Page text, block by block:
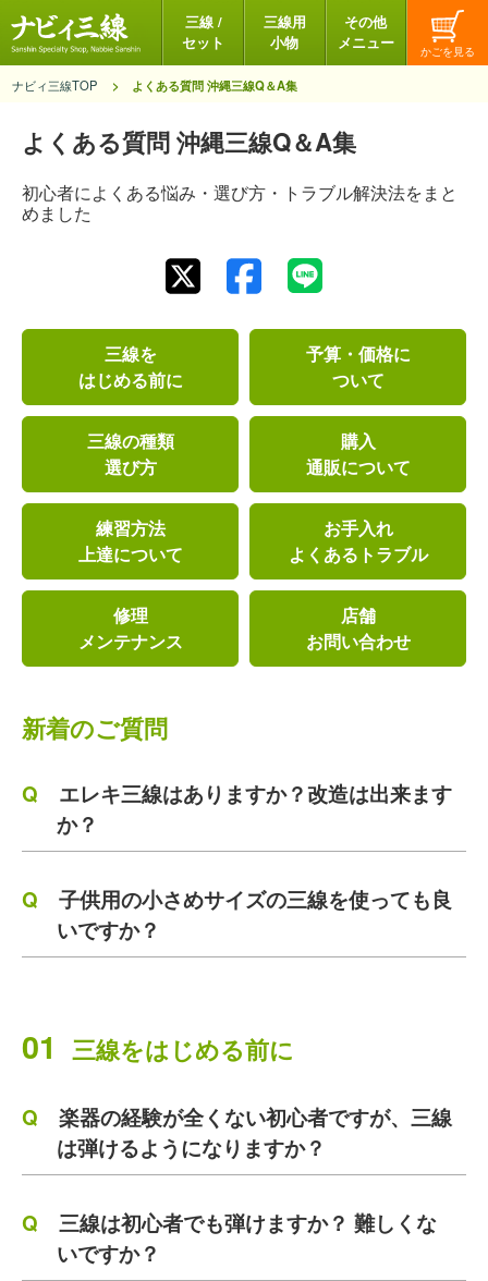
三線 /
セット
三線用
小物
その他
メニュー
ナビィ三線TOP よくある質問 沖縄三線Q＆A集
よくある質問 沖縄三線Q＆A集
初心者によくある悩み・選び方・トラブル解決法をまと
めました
三線を
はじめる前に
予算・価格に
ついて
三線の種類
選び方
購入
通販について
練習方法
上達について
お手入れ
よくあるトラブル
修理
メンテナンス
店舗
お問い合わせ
新着のご質問
エレキ三線はありますか？改造は出来ます
か？
子供用の小さめサイズの三線を使っても良
いですか？
01 三線をはじめる前に
楽器の経験が全くない初心者ですが、三線
は弾けるようになりますか？
三線は初心者でも弾けますか？ 難しくな
いですか？